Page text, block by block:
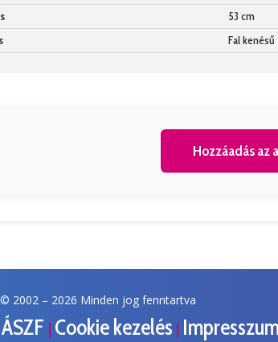
53 cm
Fal kenésű
Hozzáadás az
© 2002 – 2026 Minden jog fenntartva
ÁSZF | Cookie kezelés |